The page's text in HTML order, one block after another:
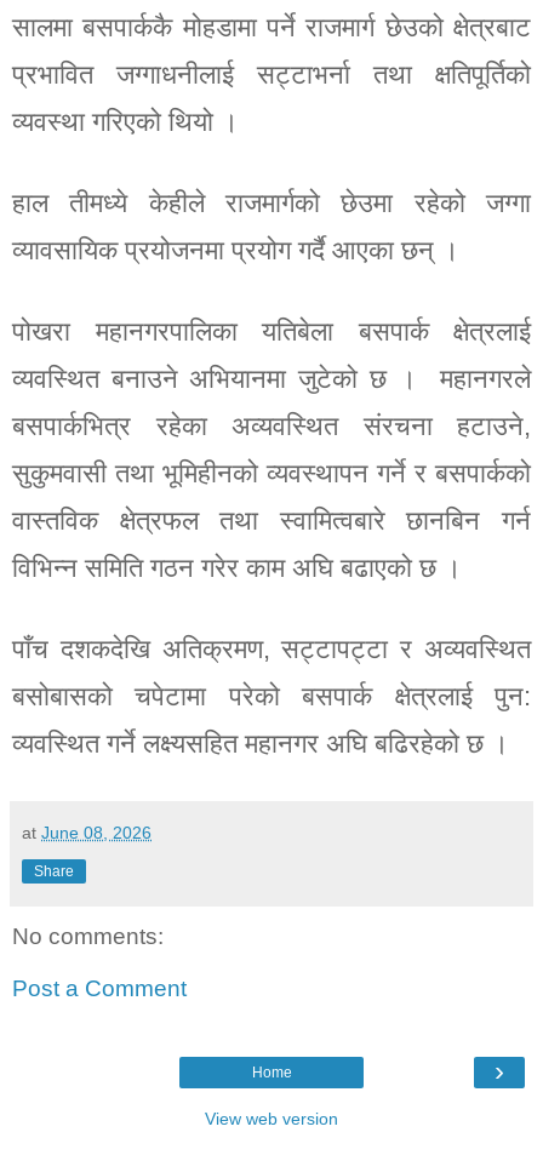
सालमा बसपार्ककै मोहडामा पर्ने राजमार्ग छेउको क्षेत्रबाट
प्रभावित जग्गाधनीलाई सट्टाभर्ना तथा क्षतिपूर्तिको
व्यवस्था गरिएको थियो ।
हाल तीमध्ये केहीले राजमार्गको छेउमा रहेको जग्गा
व्यावसायिक प्रयोजनमा प्रयोग गर्दै आएका छन् ।
पोखरा महानगरपालिका यतिबेला बसपार्क क्षेत्रलाई
व्यवस्थित बनाउने अभियानमा जुटेको छ । महानगरले
बसपार्कभित्र रहेका अव्यवस्थित संरचना हटाउने,
सुकुमवासी तथा भूमिहीनको व्यवस्थापन गर्ने र बसपार्कको
वास्तविक क्षेत्रफल तथा स्वामित्वबारे छानबिन गर्न
विभिन्न समिति गठन गरेर काम अघि बढाएको छ ।
पाँच दशकदेखि अतिक्रमण, सट्टापट्टा र अव्यवस्थित
बसोबासको चपेटामा परेको बसपार्क क्षेत्रलाई पुन:
व्यवस्थित गर्ने लक्ष्यसहित महानगर अघि बढिरहेको छ ।
at June 08, 2026
Share
No comments:
Post a Comment
›
Home
View web version